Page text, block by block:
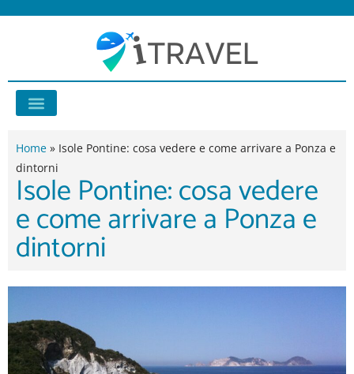
contenuto
Home » Isole Pontine: cosa vedere e come arrivare a Ponza e
dintorni
Isole Pontine: cosa vedere
e come arrivare a Ponza e
dintorni